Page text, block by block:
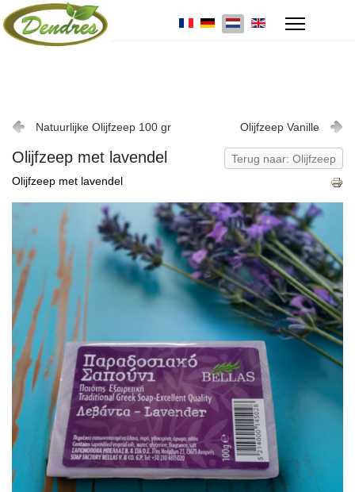
Natuurlijke Olijfzeep 100 gr Olijfzeep Vanille
Terug naar: Olijfzeep
Olijfzeep met lavendel
Olijfzeep met lavendel